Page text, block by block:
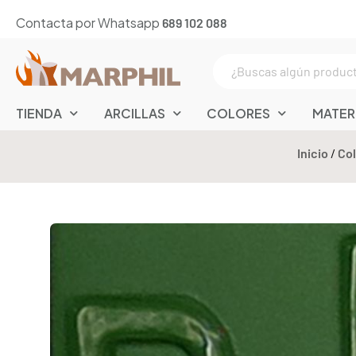
Contacta por Whatsapp 689 102 088
TIENDA ARCILLAS COLORES
Inicio /